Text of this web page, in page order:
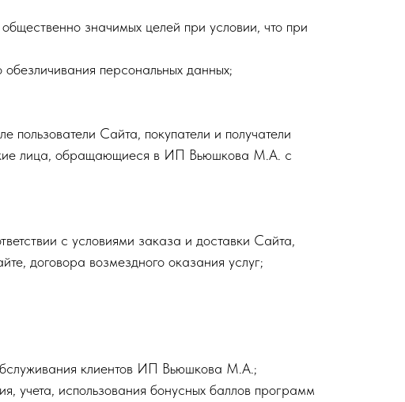
значимых целей при условии, что при
обезличивания персональных данных;
Сайта, покупатели и получатели
лица, обращающиеся в ИП Вьюшкова М.А. с
с условиями заказа и доставки Сайта,
договора возмездного оказания услуг;
клиентов ИП Вьюшкова М.А.;
учета, использования бонусных баллов программ